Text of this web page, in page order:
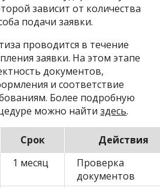
зависит от количества
подачи заявки.
проводится в течение
заявки. На этом этапе
документов,
и соответствие
Более подробную
можно найтиздесь.
Срок
Действия
1 месяц
Проверка
документов